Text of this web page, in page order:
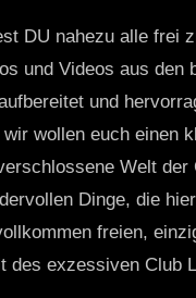
DU nahezu alle frei
und Videos aus den
und
wollen euch einen
Welt der
Dinge, die
freien,
des exzessiven Club